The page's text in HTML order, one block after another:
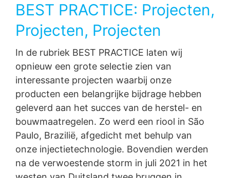
BEST PRACTICE: Projecten,
Projecten, Projecten
In de rubriek BEST PRACTICE laten wij
opnieuw een grote selectie zien van
interessante projecten waarbij onze
producten een belangrijke bijdrage hebben
geleverd aan het succes van de herstel- en
bouwmaatregelen. Zo werd een riool in São
Paulo, Brazilië, afgedicht met behulp van
onze injectietechnologie. Bovendien werden
na de verwoestende storm in juli 2021 in het